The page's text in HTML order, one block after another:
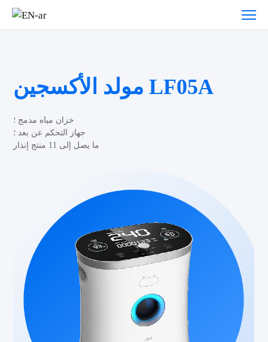
مولد الأكسجين LF05A
خزان مياه مدمج ؛
جهاز التحكم عن بعد ؛
ما يصل إلى 11 منتج إنذار